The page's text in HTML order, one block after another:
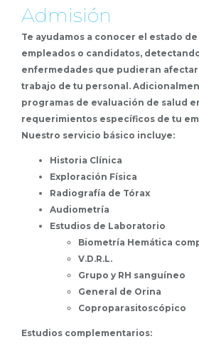
Admisión
Te ayudamos a conocer el estado
empleados o candidatos,
enfermedades que pudieran
trabajo de tu personal.
programas de evaluación de salud
requerimientos específicos de tu
Nuestro servicio básico incluye:
Historia Clínica
Exploración Física
Radiografía de Tórax
Audiometría
Estudios de Laboratorio
Biometría Hemática
V.D.R.L.
Grupo y RH sanguíneo
General de Orina
Coproparasitoscópico
Estudios complementarios: